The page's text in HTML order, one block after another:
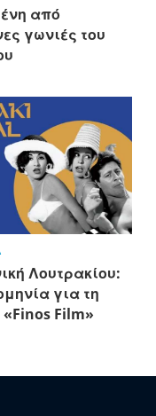
από
γωνιές του
Λουτρακίου:
για τη
Film»